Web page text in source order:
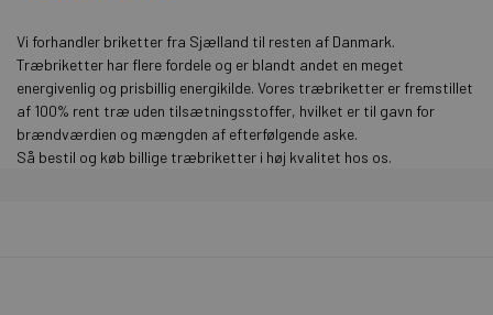
Vi forhandler briketter fra Sjælland til resten af Danmark.
Træbriketter har flere fordele og er blandt andet en meget
energivenlig og prisbillig energikilde. Vores træbriketter er fremstillet
af 100% rent træ uden tilsætningsstoffer, hvilket er til gavn for
brændværdien og mængden af efterfølgende aske.
Så bestil og køb billige træbriketter i høj kvalitet hos os.